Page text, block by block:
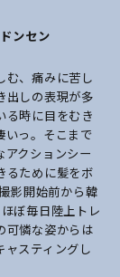
ンセン
む、痛みに苦し
出しの表現が多
る時に目をむき
いっ。そこまで
クションシー
るために髪をボ
影開始前から韓
ぼ毎日陸上トレ
可憐な姿からは
スティングし